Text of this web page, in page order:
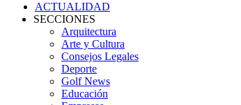
ACTUALIDAD
SECCIONES
Arquitectura
Arte y Cultura
Consejos Legales
Deporte
Golf News
Educación